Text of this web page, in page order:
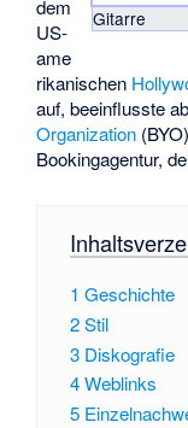
Gitarre
dem
US-
ame
rikanischen
auf, beeinflusste
Organization
Bookingagentur,
1 Geschichte
2Stil
3 Diskografie
4Weblinks
5